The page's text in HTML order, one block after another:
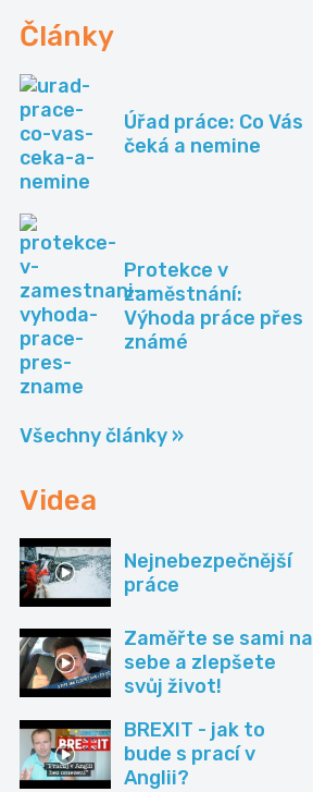
Články
Úřad práce: Co Vás
čeká a nemine
Protekce v
zaměstnání:
Výhoda práce přes
známé
Všechny články »
Videa
Nejnebezpečnější
práce
Zaměřte se sami na
sebe a zlepšete
svůj život!
BREXIT - jak to
bude s prací v
Anglii?